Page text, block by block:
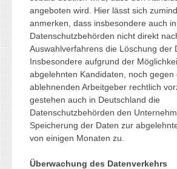
angeboten wird. Hier lässt sich
anmerken, dass insbesondere auch
Datenschutzbehörden nicht direkt
Auswahlverfahrens die Löschung der
Insbesondere aufgrund der
abgelehnten Kandidaten, noch gegen
ablehnenden Arbeitgeber rechtlich
gestehen auch in Deutschland die
Datenschutzbehörden den
Speicherung der Daten zur
von einigen Monaten zu.
Überwachung des Datenverkehrs